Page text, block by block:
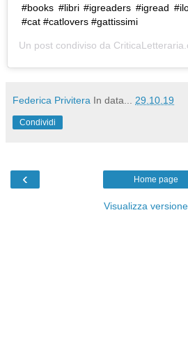
#books #libri #igreaders #igread
#cat #catlovers #gattissimi
Un post condiviso da
Federica Privitera In data... 29.10.19
Condividi
‹ Home page
Visualizza